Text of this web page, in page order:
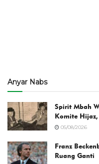
Anyar Nabs
Spirit Mbah
Komite
05/08/2026
Franz
Ruang Ganti